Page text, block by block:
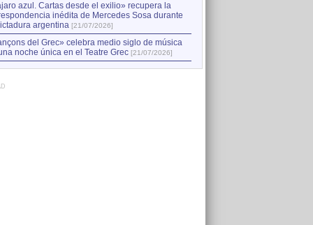
azul. Cartas desde el exilio» recupera la
inédita de Mercedes Sosa durante
argentina [21/07/2026]
del Grec» celebra medio siglo de música
noche única en el Teatre Grec [21/07/2026]